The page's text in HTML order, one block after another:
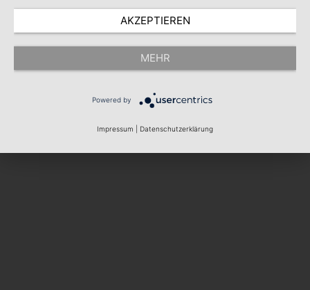
AKZEPTIEREN
MEHR
Powered by
Impressum Datenschutzerklärung